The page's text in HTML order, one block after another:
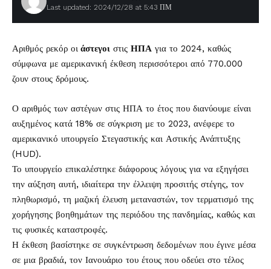
Last updated: 2024/12/28 at 5:43 ΠΜ
Αριθμός ρεκόρ οι άστεγοι στις ΗΠΑ για το 2024, καθώς
σύμφωνα με αμερικανική έκθεση περισσότεροι από 770.000
ζουν στους δρόμους.
Ο αριθμός των αστέγων στις ΗΠΑ το έτος που διανύουμε είναι
αυξημένος κατά 18% σε σύγκριση με το 2023, ανέφερε το
αμερικανικό υπουργείο Στεγαστικής και Αστικής Ανάπτυξης
(HUD).
Το υπουργείο επικαλέστηκε διάφορους λόγους για να εξηγήσει
την αύξηση αυτή, ιδιαίτερα την έλλειψη προσιτής στέγης, τον
πληθωρισμό, τη μαζική έλευση μεταναστών, τον τερματισμό της
χορήγησης βοηθημάτων της περιόδου της πανδημίας, καθώς και
τις φυσικές καταστροφές.
Η έκθεση βασίστηκε σε συγκέντρωση δεδομένων που έγινε μέσα
σε μια βραδιά, τον Ιανουάριο του έτους που οδεύει στο τέλος